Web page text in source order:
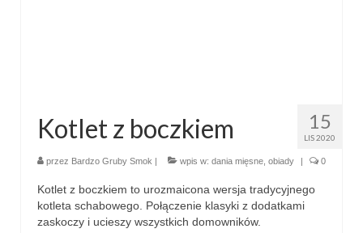
15
LIS 2020
Kotlet z boczkiem
przez Bardzo Gruby Smok | wpis w: dania mięsne obiady | 0
Kotlet z boczkiem to urozmaicona wersja tradycyjnego
kotleta schabowego. Połączenie klasyki z dodatkami
zaskoczy i ucieszy wszystkich domowników.